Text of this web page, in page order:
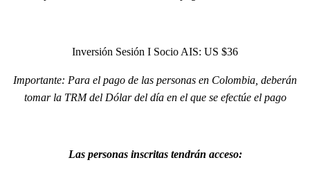
Inversión Sesión I Socio AIS: US $36
Importante: Para el pago de las personas en Colombia, deberán
tomar la TRM del Dólar del día en el que se efectúe el pago
Las personas inscritas tendrán acceso: